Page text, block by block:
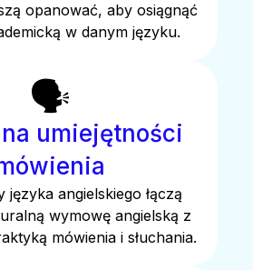
opanować, aby osiągnąć
w danym języku.
🗣️
umiejętności
języka angielskiego łączą
wymowę angielską z
mówienia i słuchania.